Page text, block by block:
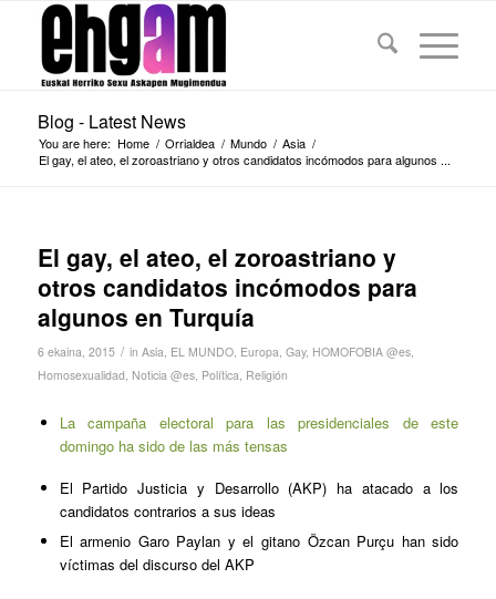
Blog - Latest News
You are here: Home / Orrialdea / Mundo / Asia /
El gay, el ateo, el zoroastriano y otros candidatos incómodos para algunos ...
El gay, el ateo, el zoroastriano y
otros candidatos incómodos para
algunos en Turquía
6 ekaina, 2015 / in Asia, EL MUNDO, Europa, Gay, HOMOFOBIA @es,
Homosexualidad, Noticia @es, Política, Religión
La campaña electoral para las presidenciales de este
domingo ha sido de las más tensas
El Partido Justicia y Desarrollo (AKP) ha atacado a los
candidatos contrarios a sus ideas
El armenio Garo Paylan y el gitano Özcan Purçu han sido
víctimas del discurso del AKP